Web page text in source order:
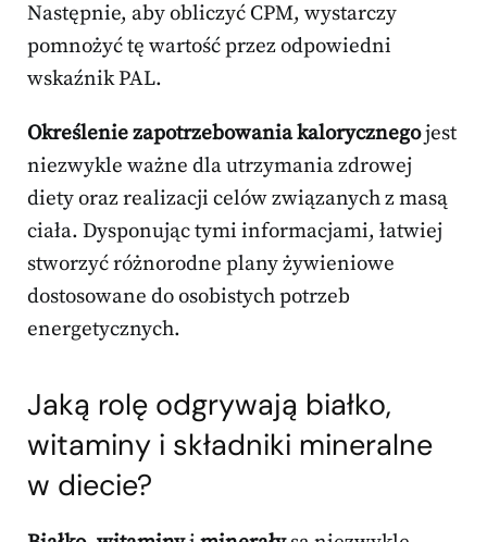
Następnie, aby obliczyć CPM, wystarczy
pomnożyć tę wartość przez odpowiedni
wskaźnik PAL.
Określenie zapotrzebowania kalorycznegojest
niezwykle ważne dla utrzymania zdrowej
diety oraz realizacji celów związanych z masą
ciała. Dysponując tymi informacjami, łatwiej
stworzyć różnorodne plany żywieniowe
dostosowane do osobistych potrzeb
energetycznych.
Jaką rolę odgrywają białko,
witaminy i składniki mineralne
w diecie?